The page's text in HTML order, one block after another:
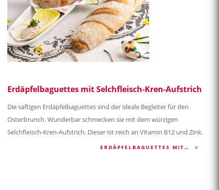
Erdäpfelbaguettes mit Selchfleisch-Kren-Aufstrich
Die saftigen Erdäpfelbaguettes sind der ideale Begleiter für den
Osterbrunch. Wunderbar schmecken sie mit dem würzigen
Selchfleisch-Kren-Aufstrich. Dieser ist reich an Vitamin B12 und Zink.
ERDÄPFELBAGUETTES MIT…